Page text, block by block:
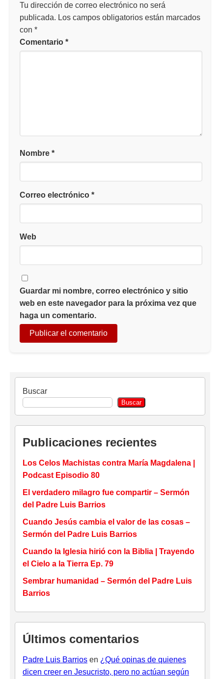
Tu dirección de correo electrónico no será
publicada. Los campos obligatorios están marcados
con *
Comentario *
Nombre *
Correo electrónico *
Web
Guardar mi nombre, correo electrónico y sitio
web en este navegador para la próxima vez que
haga un comentario.
Buscar
Buscar
Publicaciones recientes
Los Celos Machistas contra María Magdalena |
Podcast Episodio 80
El verdadero milagro fue compartir – Sermón
del Padre Luis Barrios
Cuando Jesús cambia el valor de las cosas –
Sermón del Padre Luis Barrios
Cuando la Iglesia hirió con la Biblia | Trayendo
el Cielo a la Tierra Ep. 79
Sembrar humanidad – Sermón del Padre Luis
Barrios
Últimos comentarios
Padre Luis Barrios en ¿Qué opinas de quienes
dicen creer en Jesucristo, pero no actúan según